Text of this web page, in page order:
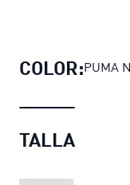
COLOR:PUMA
TALLA